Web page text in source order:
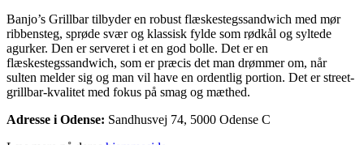
Banjo’s Grillbar tilbyder en robust flæskestegssandwich med mør
ribbensteg, sprøde svær og klassisk fylde som rødkål og syltede
agurker. Den er serveret i et en god bolle. Det er en
flæskestegssandwich, som er præcis det man drømmer om, når
sulten melder sig og man vil have en ordentlig portion. Det er street-
grillbar-kvalitet med fokus på smag og mæthed.
Adresse i Odense: Sandhusvej 74, 5000 Odense C